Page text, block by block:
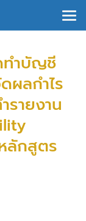
ทำบัญชี
ผลกำไร
รายงาน
ลักสูตร
×